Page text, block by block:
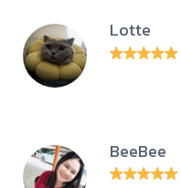
Lotte
BeeBee